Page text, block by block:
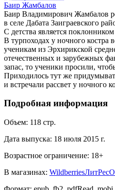
Баир Жамбалов
Баир Владимирович Жамбалов
в селе Дабата Заиграевского
С детства является
В турпоходах у ночного костра
ученикам из Эрхирикской
отечественных и зарубежных
запас, то ученики просили,
Приходилось тут же
и встречали рассвет у ночного
Подробная информация
Объем: 118 стр.
Дата выпуска: 18 июля 2015 г.
Возрастное ограничение: 18+
В магазинах: WildberriesЛитРес